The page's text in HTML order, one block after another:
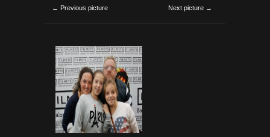
← Previous picture Next picture →